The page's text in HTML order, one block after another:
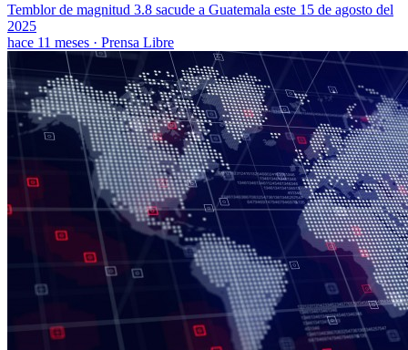
Temblor de magnitud 3.8 sacude a Guatemala este 15 de agosto del
2025
hace 11 meses · Prensa Libre